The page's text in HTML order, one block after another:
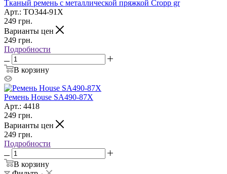
Тканый ремень с металлической пряжкой Cropp gr
Арт.: TO344-91X
249 грн.
Варианты цен
249 грн.
Подробности
В корзину
Ремень House SA490-87X
Арт.: 4418
249 грн.
Варианты цен
249 грн.
Подробности
В корзину